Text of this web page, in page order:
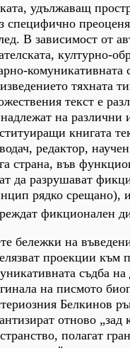
удължаващ
специфично
В зависимост от
културно-
комуникативната
тяхната
текст е
на различни
книгата
редактор,
страна, във
да разрушават
рядко срещано),
фикционален
бележки на
проекции към
съдба на
на писмото
Белкинов
отново „зад
полагат